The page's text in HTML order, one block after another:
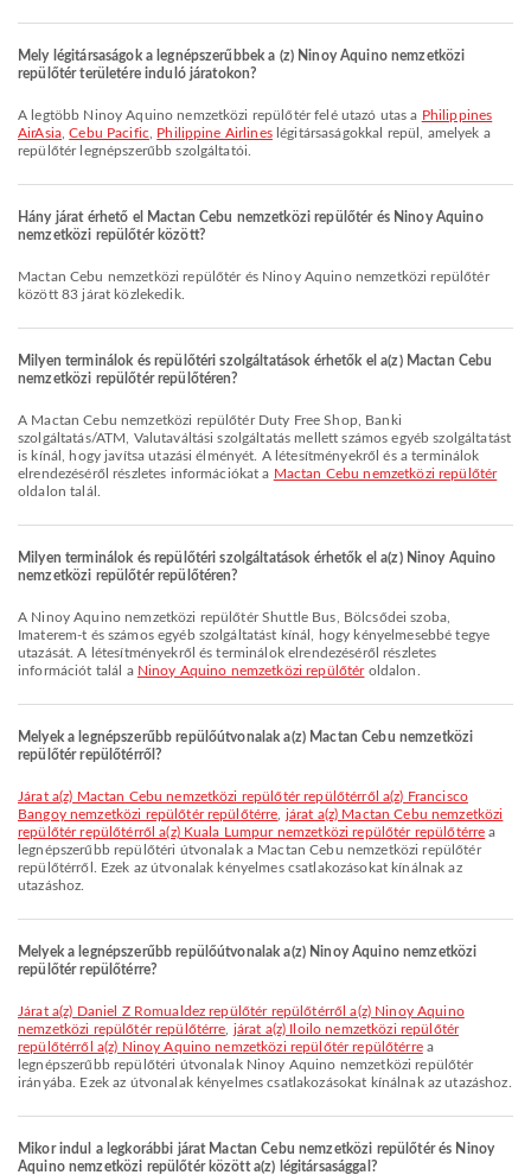
Mely légitársaságok a legnépszerűbbek a (z) Ninoy Aquino nemzetközi
repülőtér területére induló járatokon?
A legtöbb Ninoy Aquino nemzetközi repülőtér felé utazó utas a Philippines
AirAsia,Cebu Pacific Philippine Airlineslégitársaságokkal repül, amelyek a
repülőtér legnépszerűbb szolgáltatói.
Hány járat érhető el Mactan Cebu nemzetközi repülőtér és Ninoy Aquino
nemzetközi repülőtér között?
Mactan Cebu nemzetközi repülőtér és Ninoy Aquino nemzetközi repülőtér
között 83 járat közlekedik.
Milyen terminálok és repülőtéri szolgáltatások érhetők el a(z) Mactan Cebu
nemzetközi repülőtér repülőtéren?
A Mactan Cebu nemzetközi repülőtér Duty Free Shop, Banki
szolgáltatás/ATM, Valutaváltási szolgáltatás mellett számos egyéb szolgáltatást
is kínál, hogy javítsa utazási élményét. A létesítményekről és a terminálok
elrendezéséről részletes információkat a Mactan Cebu nemzetközi repülőtér
oldalon talál.
Milyen terminálok és repülőtéri szolgáltatások érhetők el a(z) Ninoy Aquino
nemzetközi repülőtér repülőtéren?
A Ninoy Aquino nemzetközi repülőtér Shuttle Bus, Bölcsődei szoba,
Imaterem-t és számos egyéb szolgáltatást kínál, hogy kényelmesebbé tegye
utazását. A létesítményekről és terminálok elrendezéséről részletes
információt talál a Ninoy Aquino nemzetközi repülőtéroldalon.
Melyek a legnépszerűbb repülőútvonalak a(z) Mactan Cebu nemzetközi
repülőtér repülőtérről?
járat a(z) Mactan Cebu nemzetközi repülőtér repülőtérről a(z) Francisco
Bangoy nemzetközi repülőtér repülőtérre járat a(z) Mactan Cebu nemzetközi
repülőtér repülőtérről a(z) Kuala Lumpur nemzetközi repülőtér repülőtérre a
legnépszerűbb repülőtéri útvonalak a Mactan Cebu nemzetközi repülőtér
repülőtérről. Ezek az útvonalak kényelmes csatlakozásokat kínálnak az
utazáshoz.
Melyek a legnépszerűbb repülőútvonalak a(z) Ninoy Aquino nemzetközi
repülőtér repülőtérre?
járat a(z) Daniel Z Romualdez repülőtér repülőtérről a(z) Ninoy Aquino
nemzetközi repülőtér repülőtérre járat a(z) Iloilo nemzetközi repülőtér
repülőtérről a(z) Ninoy Aquino nemzetközi repülőtér repülőtérrea
legnépszerűbb repülőtéri útvonalak Ninoy Aquino nemzetközi repülőtér
irányába. Ezek az útvonalak kényelmes csatlakozásokat kínálnak az utazáshoz.
Mikor indul a legkorábbi járat Mactan Cebu nemzetközi repülőtér és Ninoy
Aquino nemzetközi repülőtér között a(z) légitársasággal?